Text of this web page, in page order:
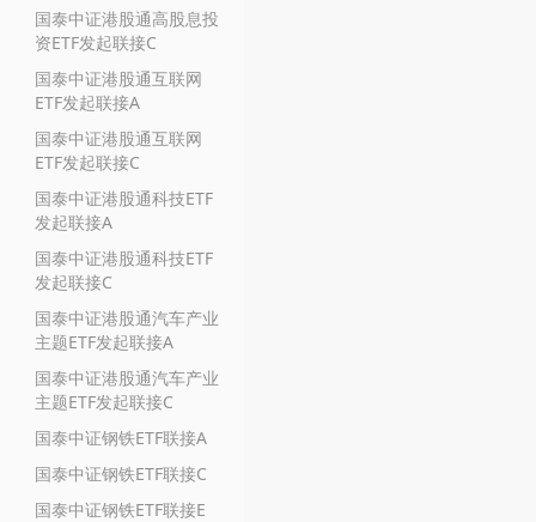
国泰中证港股通高股息投
资ETF发起联接C
国泰中证港股通互联网
ETF发起联接A
国泰中证港股通互联网
ETF发起联接C
国泰中证港股通科技ETF
发起联接A
国泰中证港股通科技ETF
发起联接C
国泰中证港股通汽车产业
主题ETF发起联接A
国泰中证港股通汽车产业
主题ETF发起联接C
国泰中证钢铁ETF联接A
国泰中证钢铁ETF联接C
国泰中证钢铁ETF联接E